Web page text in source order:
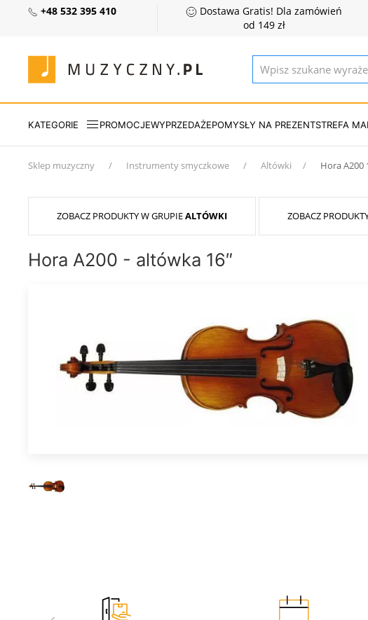
+48 532 395 410
Dostawa Gratis! Dla zamówień
od 149 zł
KATEGORIE PROMOCJEWYPRZEDAŻEPOMYSŁY NA PREZENTSTREFA
Sklep muzyczny Instrumenty smyczkowe Altówki Hora A200
ZOBACZ PRODUKTY W GRUPIEALTÓWKI ZOBACZ
Hora A200 - altówka 16″